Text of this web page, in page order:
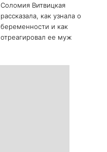
Соломия Витвицкая
рассказала, как узнала о
беременности и как
отреагировал ее муж